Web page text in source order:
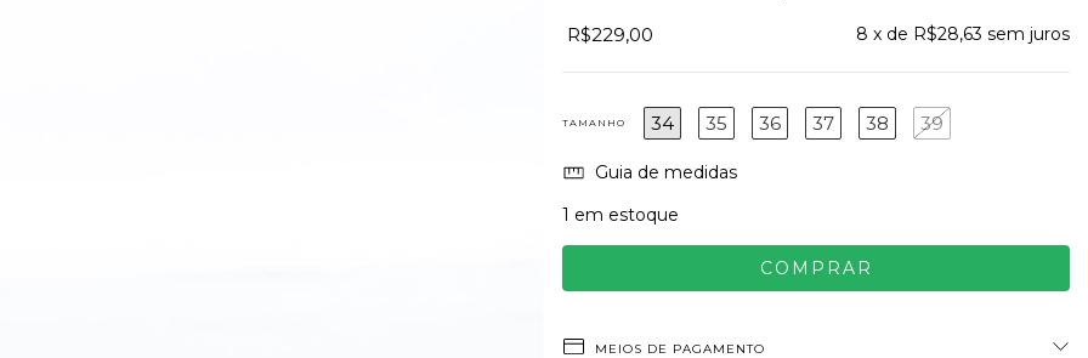
R$229,00 8 x de R$28,63 sem juros
TAMANHO 34 35 36 37 38 39
Guia de medidas
1 em estoque
MEIOS DE PAGAMENTO